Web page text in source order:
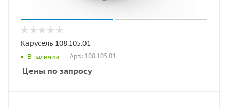
Карусель 108.105.01
В наличии Арт.: 108.105.01
Цены по запросу